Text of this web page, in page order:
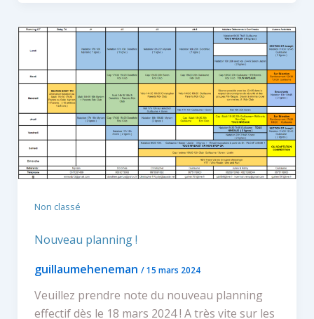
Non classé
Nouveau planning !
guillaumeheneman /15 mars 2024
Veuillez prendre note du nouveau planning
effectif dès le 18 mars 2024 ! A très vite sur les